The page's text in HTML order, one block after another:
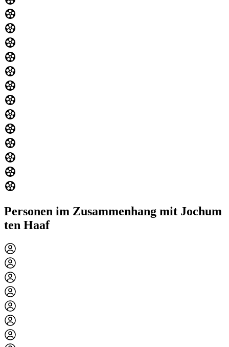
Personen im Zusammenhang mit Jochum
ten Haaf